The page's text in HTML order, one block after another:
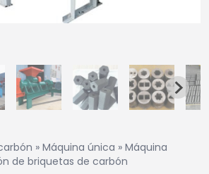
» Máquina única » Máquina
de briquetas de carbón